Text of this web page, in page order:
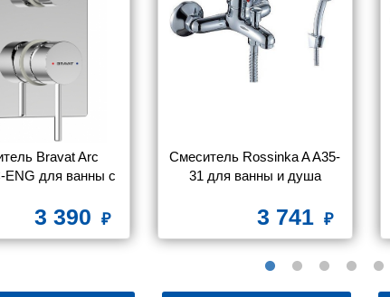
Bravat Arc
ENG для ванны с
3 390
Смеситель Rossinka A A35-
31 для ванны и душа
3 741